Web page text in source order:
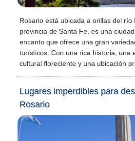
Rosario está ubicada a orillas del río
provincia de Santa Fe, es una
encanto que ofrece una gran
turísticos. Con una rica historia, una
cultural floreciente y una ubicación
Lugares imperdibles para
Rosario